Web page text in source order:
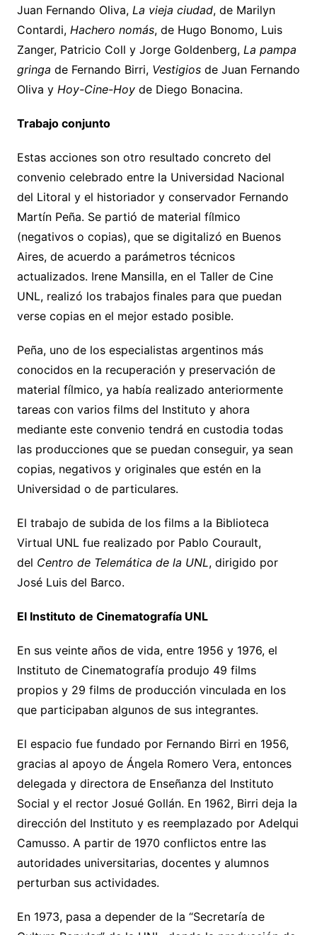
Juan Fernando Oliva, La vieja ciudad, de Marilyn
Contardi, Hachero nomás, de Hugo Bonomo, Luis
Zanger, Patricio Coll y Jorge Goldenberg, La pampa
gringa de Fernando Birri, Vestigios de Juan Fernando
Oliva y Hoy-Cine-Hoyde Diego Bonacina.
Trabajo conjunto
Estas acciones son otro resultado concreto del
convenio celebrado entre la Universidad Nacional
del Litoral y el historiador y conservador Fernando
Martín Peña. Se partió de material fílmico
(negativos o copias), que se digitalizó en Buenos
Aires, de acuerdo a parámetros técnicos
actualizados. Irene Mansilla, en el Taller de Cine
UNL, realizó los trabajos finales para que puedan
verse copias en el mejor estado posible.
Peña, uno de los especialistas argentinos más
conocidos en la recuperación y preservación de
material fílmico, ya había realizado anteriormente
tareas con varios films del Instituto y ahora
mediante este convenio tendrá en custodia todas
las producciones que se puedan conseguir, ya sean
copias, negativos y originales que estén en la
Universidad o de particulares.
El trabajo de subida de los films a la Biblioteca
Virtual UNL fue realizado por Pablo Courault,
del Centro de Telemática de la UNL, dirigido por
José Luis del Barco.
El Instituto de Cinematografía UNL
En sus veinte años de vida, entre 1956 y 1976, el
Instituto de Cinematografía produjo 49 films
propios y 29 films de producción vinculada en los
que participaban algunos de sus integrantes.
El espacio fue fundado por Fernando Birri en 1956,
gracias al apoyo de Ángela Romero Vera, entonces
delegada y directora de Enseñanza del Instituto
Social y el rector Josué Gollán. En 1962, Birri deja la
dirección del Instituto y es reemplazado por Adelqui
Camusso. A partir de 1970 conflictos entre las
autoridades universitarias, docentes y alumnos
perturban sus actividades.
En 1973, pasa a depender de la “Secretaría de